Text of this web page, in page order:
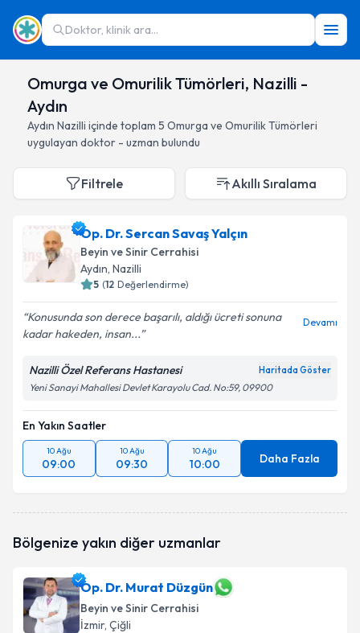
Doktor, klinik ara...
Omurga ve Omurilik Tümörleri, Nazilli -
Aydın
Aydın Nazilli içinde toplam 5 Omurga ve Omurilik Tümörleri
uygulayan doktor - uzman bulundu
Filtrele Akıllı Sıralama
Op. Dr. Sercan Savaş Yalçın
Beyin ve Sinir Cerrahisi
Aydın, Nazilli
5 (12 Değerlendirme)
Konusunda son derece başarılı, aldığı ücreti sonuna
kadar hakeden, insan...
Devamı
Nazilli Özel Referans Hastanesi Haritada Göster
Yeni Sanayi Mahallesi Devlet Karayolu Cad. No:59, 09900
En Yakın Saatler
10 Ağu
09:00
10 Ağu
09:30
10 Ağu
10:00 Daha Fazla
Bölgenize yakın diğer uzmanlar
Op. Dr. Murat Düzgün
Beyin ve Sinir Cerrahisi
İzmir, Çiğli